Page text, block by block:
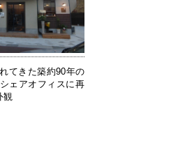
てきた築約90年の
ェアオフィスに再
観